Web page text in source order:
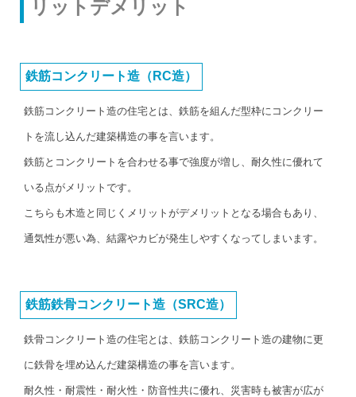
リットデメリット
鉄筋コンクリート造（RC造）
鉄筋コンクリート造の住宅とは、鉄筋を組んだ型枠にコンクリー
トを流し込んだ建築構造の事を言います。
鉄筋とコンクリートを合わせる事で強度が増し、耐久性に優れて
いる点がメリットです。
こちらも木造と同じくメリットがデメリットとなる場合もあり、
通気性が悪い為、結露やカビが発生しやすくなってしまいます。
鉄筋鉄骨コンクリート造（SRC造）
鉄骨コンクリート造の住宅とは、鉄筋コンクリート造の建物に更
に鉄骨を埋め込んだ建築構造の事を言います。
耐久性・耐震性・耐火性・防音性共に優れ、災害時も被害が広が